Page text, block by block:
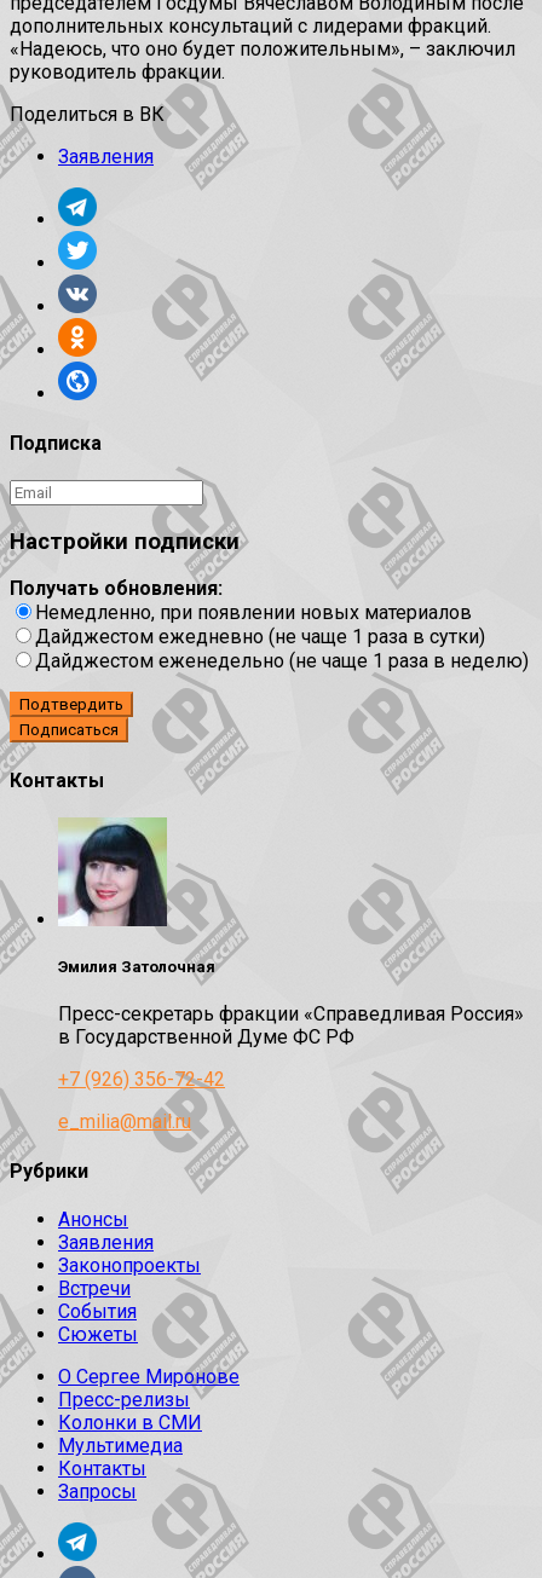
дополнительных консультаций с лидерами фракций.
«Надеюсь, что оно будет положительным», – заключил
руководитель фракции.
Поделиться в ВК
Заявления
Подписка
Настройки подписки
Получать обновления:
Немедленно, при появлении новых материалов
Дайджестом ежедневно (не чаще 1 раза в сутки)
Дайджестом еженедельно (не чаще 1 раза в неделю)
Подтвердить
Контакты
Эмилия Затолочная
Пресс-секретарь фракции «Справедливая Россия»
в Государственной Думе ФС РФ
+7 (926) 356-72-42
e_milia@mail.ru
Рубрики
Анонсы
Заявления
Законопроекты
Встречи
События
Сюжеты
О Сергее Миронове
Пресс-релизы
Колонки в СМИ
Мультимедиа
Контакты
Запросы